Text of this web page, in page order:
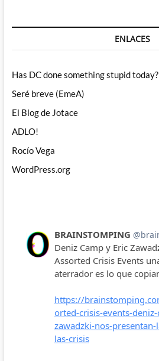
ENLACES
Has DC done something stupid today?
Seré breve (EmeA)
El Blog de Jotace
ADLO!
Rocío Vega
WordPress.org